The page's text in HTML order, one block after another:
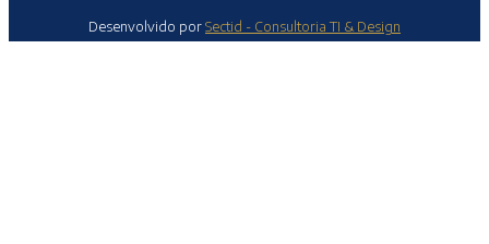
Desenvolvido porSectid - Consultoria TI & Design